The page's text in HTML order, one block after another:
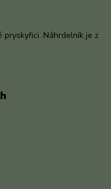
Náhrdelník je z